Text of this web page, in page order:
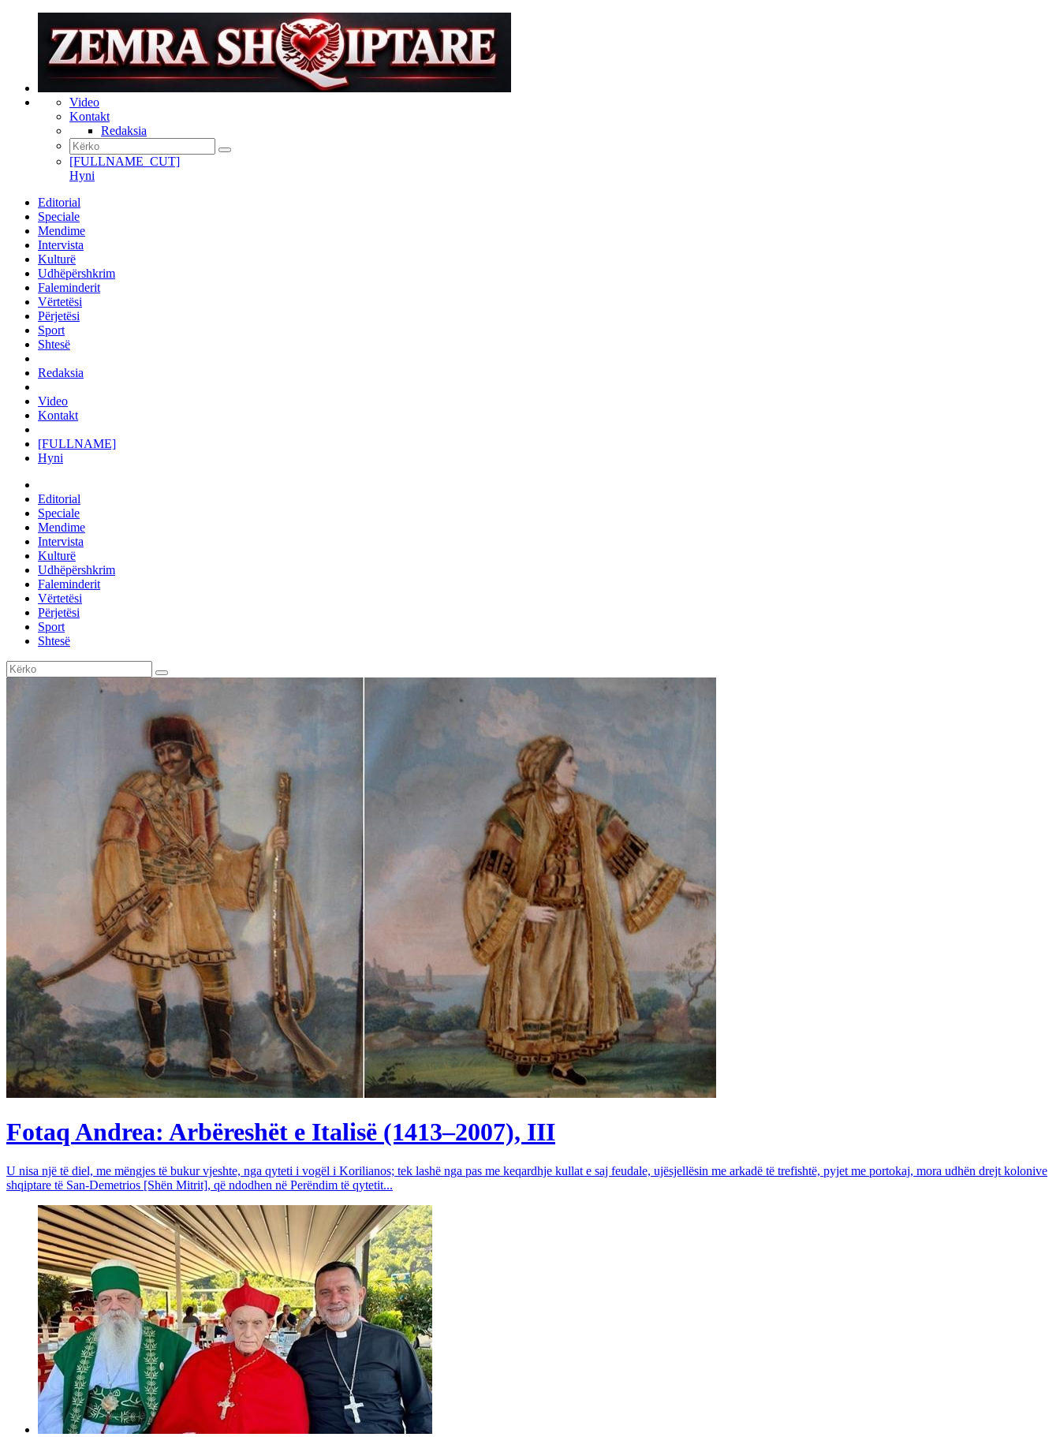
Video
Kontakt
Redaksia
[FULLNAME_CUT]
Hyni
Editorial
Speciale
Mendime
Intervista
Kulturë
Udhëpërshkrim
Faleminderit
Vërtetësi
Përjetësi
Sport
Shtesë
Redaksia
Video
Kontakt
[FULLNAME]
Hyni
Editorial
Speciale
Mendime
Intervista
Kulturë
Udhëpërshkrim
Faleminderit
Vërtetësi
Përjetësi
Sport
Shtesë
Fotaq Andrea: Arbëreshët e Italisë (1413–2007), III
U nisa një të diel, me mëngjes të bukur vjeshte, nga qyteti i vogël i Korilianos; tek lashë nga pas me keqardhje kullat e saj feudale, ujësjellësin me arkadë të trefishtë, pyjet me portokaj, mora udhën drejt kolonive
shqiptare të San-Demetrios [Shën Mitrit], që ndodhen në Perëndim të qytetit...